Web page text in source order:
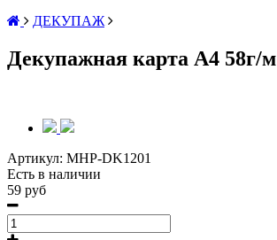
ДЕКУПАЖ
Декупажная карта А4 58г/м
Артикул: MHP-DK1201
Есть в наличии
59 руб